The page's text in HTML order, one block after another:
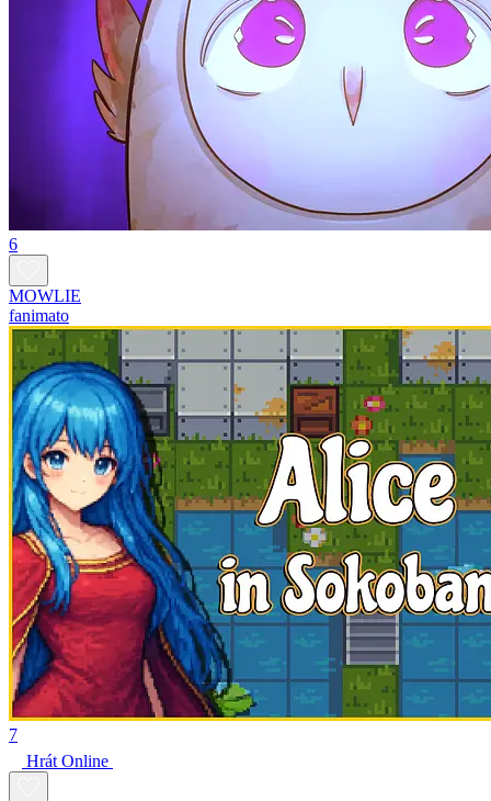
6
MOWLIE
fanimato
7
Hrát Online